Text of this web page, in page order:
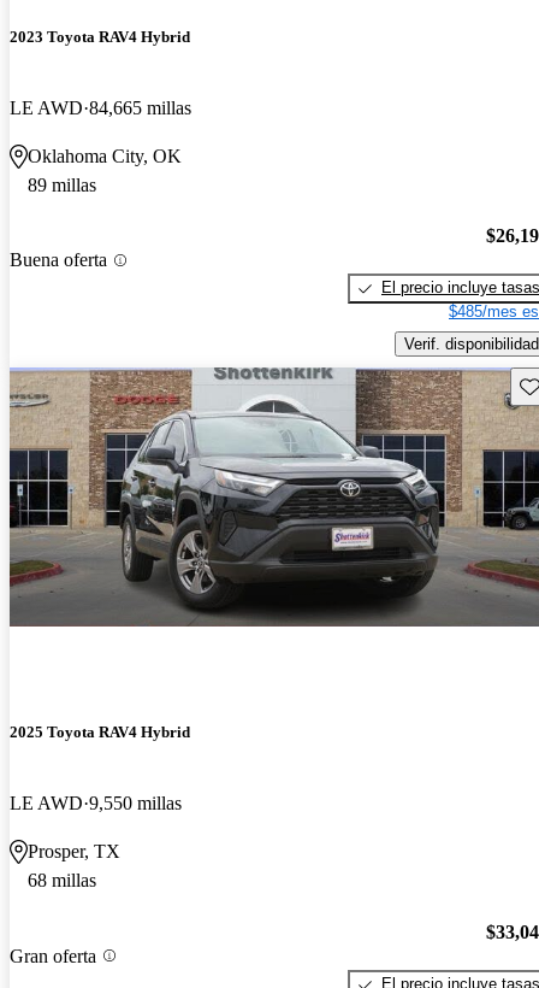
2023 Toyota RAV4 Hybrid
LE AWD 84,665 millas
Oklahoma City, OK
89 millas
Buena oferta
El precio incluye tasas
$485/mes
Verif. disponibilidad
2025 Toyota RAV4 Hybrid
LE AWD 9,550 millas
Prosper, TX
68 millas
Gran oferta
El precio incluye tasas